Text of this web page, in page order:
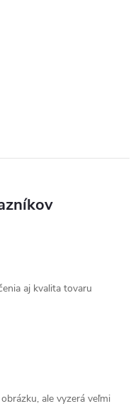
aj kvalita tovaru
ale vyzerá veľmi